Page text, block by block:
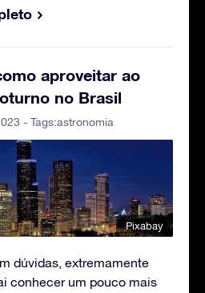
aproveitar ao
no Brasil
- Tags:astronomia
Pixabay
dúvidas, extremamente
conhecer um pouco mais